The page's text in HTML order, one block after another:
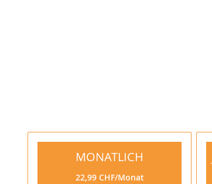
MONATLICH
22,99 CHF Monat